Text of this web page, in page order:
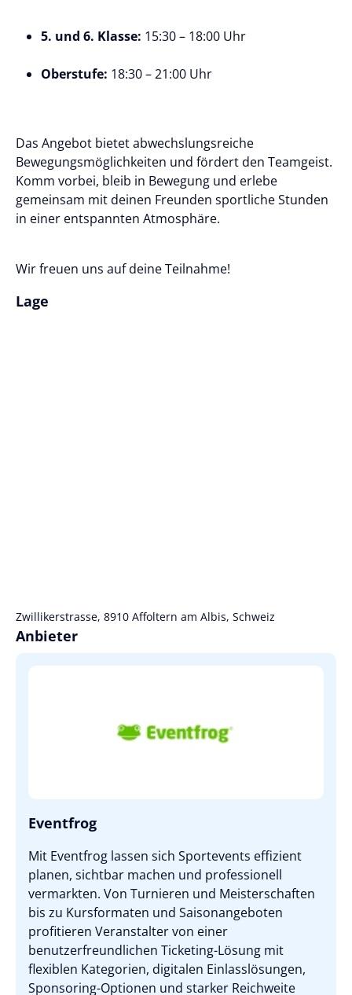
5. und 6. Klasse: 15:30 – 18:00 Uhr
Oberstufe: 18:30 – 21:00 Uhr
Das Angebot bietet abwechslungsreiche
Bewegungsmöglichkeiten und fördert den Teamgeist.
Komm vorbei, bleib in Bewegung und erlebe
gemeinsam mit deinen Freunden sportliche Stunden
in einer entspannten Atmosphäre.
Wir freuen uns auf deine Teilnahme!
Lage
Zwillikerstrasse, 8910 Affoltern am Albis, Schweiz
Anbieter
Eventfrog
Mit Eventfrog lassen sich Sportevents effizient
planen, sichtbar machen und professionell
vermarkten. Von Turnieren und Meisterschaften
bis zu Kursformaten und Saisonangeboten
profitieren Veranstalter von einer
benutzerfreundlichen Ticketing-Lösung mit
flexiblen Kategorien, digitalen Einlasslösungen,
Sponsoring-Optionen und starker Reichweite